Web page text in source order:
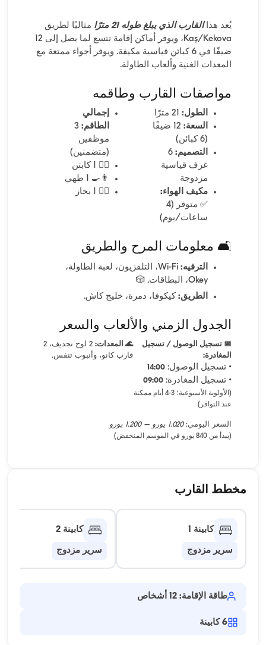
يُعد هذاالقارب الذي يبلغ طوله 21 مترًا
مثاليًا لطريق
Kaş/Kekova، ويوفر أماكن إقامة تتسع لما يصل إلى 12
ضيفًا في 6 كبائن قياسية مكيفة. ويوفر أجواء ممتعة مع
المعدات الغنية وألعاب الطاولة.
مواصفات القارب وطاقمه
الطول:
السعة:
12 ضيفًا
(6 كبائن)
التصميم: 6
غرف قياسية
مزدوجة
مكيف الهواء:
✅ متوفر (4
ساعات/يوم)
إجمالي
الطاقم: 3
موظفين
(متضمنين)
👨‍✈️ 1 كابتن
👨‍🍳 1 طهي
🧑‍✈️ 1 بحار
🛋️ معلومات المرح والطريق
الترفيه:
Wi-Fi، التلفزيون، لعبة الطاولة،
Okey، البطاقات. 🎲
الطريق: كيكوفا، دمرة، خليج كاش.
الجدول الزمني والألعاب والسعر
📅 تسجيل الوصول / تسجيل
المغادرة:
• تسجيل الوصول: 14:00
• تسجيل المغادرة: 09:00
(الأولوية الأسبوعية؛ 3-4 أيام ممكنة
عند التوافر)
🌊 المعدات:
2 لوح تجديف، 2
قارب كانو، وأنبوب تنفس.
السعر اليومي:1.020 يورو – 1.200 يورو
(يبدأ من 840 يورو في الموسم المنخفض)
مخطط القارب
كابينة 1
سرير مزدوج
كابينة 2
سرير مزدوج
طاقة الإقامة: 12 أشخاص
6 كابينة